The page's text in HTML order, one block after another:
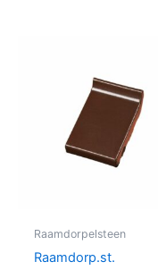
Raamdorpelsteen
Raamdorp.st.